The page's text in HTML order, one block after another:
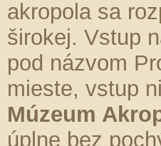
akropola sa
širokej. Vstup
pod názvom
mieste, vstup
Múzeum
úplne bez